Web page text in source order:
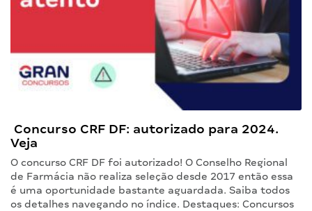
Concurso CRF DF: autorizado para 2024.
Veja
O concurso CRF DF foi autorizado! O Conselho Regional
de Farmácia não realiza seleção desde 2017 então essa
é uma oportunidade bastante aguardada. Saiba todos
os detalhes navegando no índice. Destaques: Concursos